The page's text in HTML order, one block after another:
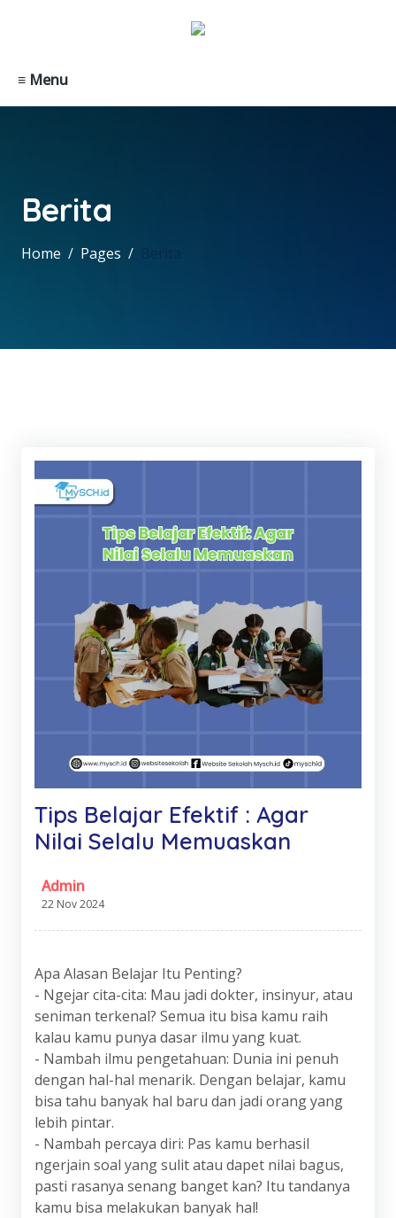
≡ Menu
Berita
Home Pages
Tips Belajar Efektif : Agar
Nilai Selalu Memuaskan
Admin
22 Nov 2024
Apa Alasan Belajar Itu Penting?
- Ngejar cita-cita: Mau jadi dokter, insinyur, atau
seniman terkenal? Semua itu bisa kamu raih
kalau kamu punya dasar ilmu yang kuat.
- Nambah ilmu pengetahuan: Dunia ini penuh
dengan hal-hal menarik. Dengan belajar, kamu
bisa tahu banyak hal baru dan jadi orang yang
lebih pintar.
- Nambah percaya diri: Pas kamu berhasil
ngerjain soal yang sulit atau dapet nilai bagus,
pasti rasanya senang banget kan? Itu tandanya
kamu bisa melakukan banyak hal!